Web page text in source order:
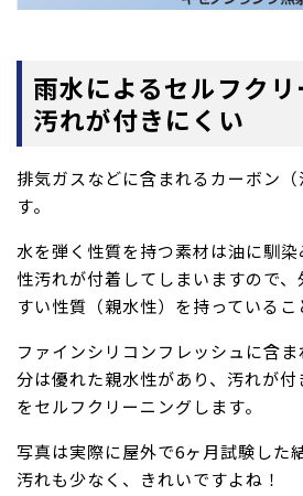
雨水によるセルフクリ
汚れが付きにくい
排気ガスなどに含まれるカーボン
す。
水を弾く性質を持つ素材は油に馴
性汚れが付着してしまいますので
すい性質（親水性）を持っているこ
ファインシリコンフレッシュに含
分は優れた親水性があり、汚れが
をセルフクリーニングします。
写真は実際に屋外で6ヶ月試験した
汚れも少なく、きれいですよね！